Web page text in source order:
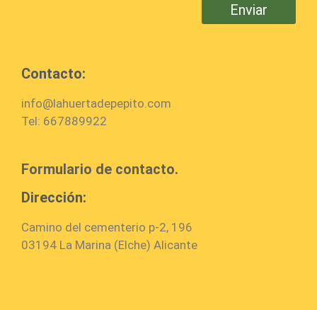
Enviar
Contacto:
info@lahuertadepepito.com
Tel: 667889922
Formulario de contacto.
Dirección:
Camino del cementerio p-2, 196
03194 La Marina (Elche) Alicante